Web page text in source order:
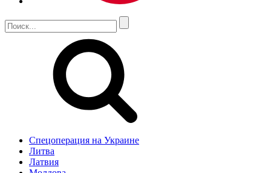
Спецоперация на Украине
Литва
Латвия